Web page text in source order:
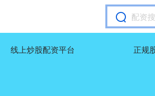
线上炒股配资平台 正规